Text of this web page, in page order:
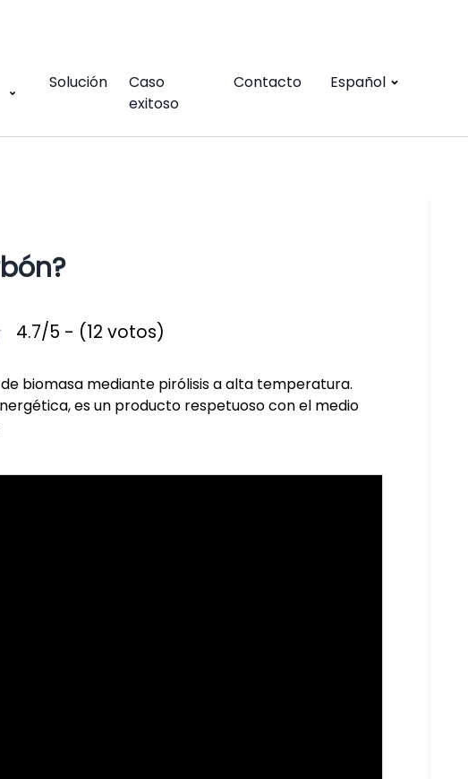
Solución
Caso
exitoso
Contacto Español
4.7/5 - (12 votos)
biomasa mediante pirólisis a alta temperatura.
es un producto respetuoso con el medio